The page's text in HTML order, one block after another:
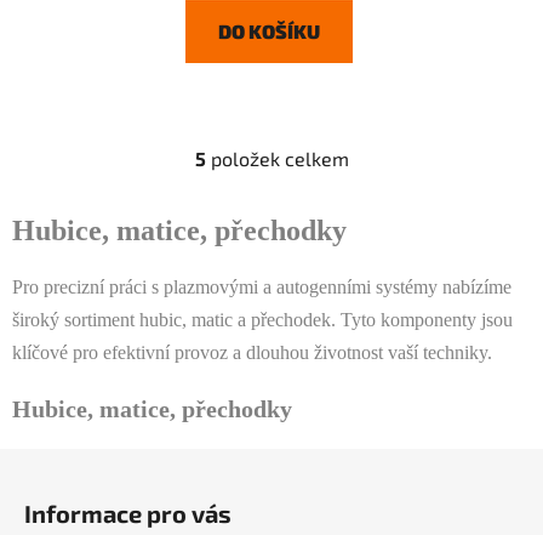
DO KOŠÍKU
O
l
á
d
a
c
í
r
5položek celkem
Hubice, matice, přechodky
Pro precizní práci s plazmovými a autogenními systémy nabízíme
široký sortiment hubic, matic a přechodek. Tyto komponenty jsou
klíčové pro efektivní provoz a dlouhou životnost vaší techniky.
Hubice, matice, přechodky
Informace pro vás